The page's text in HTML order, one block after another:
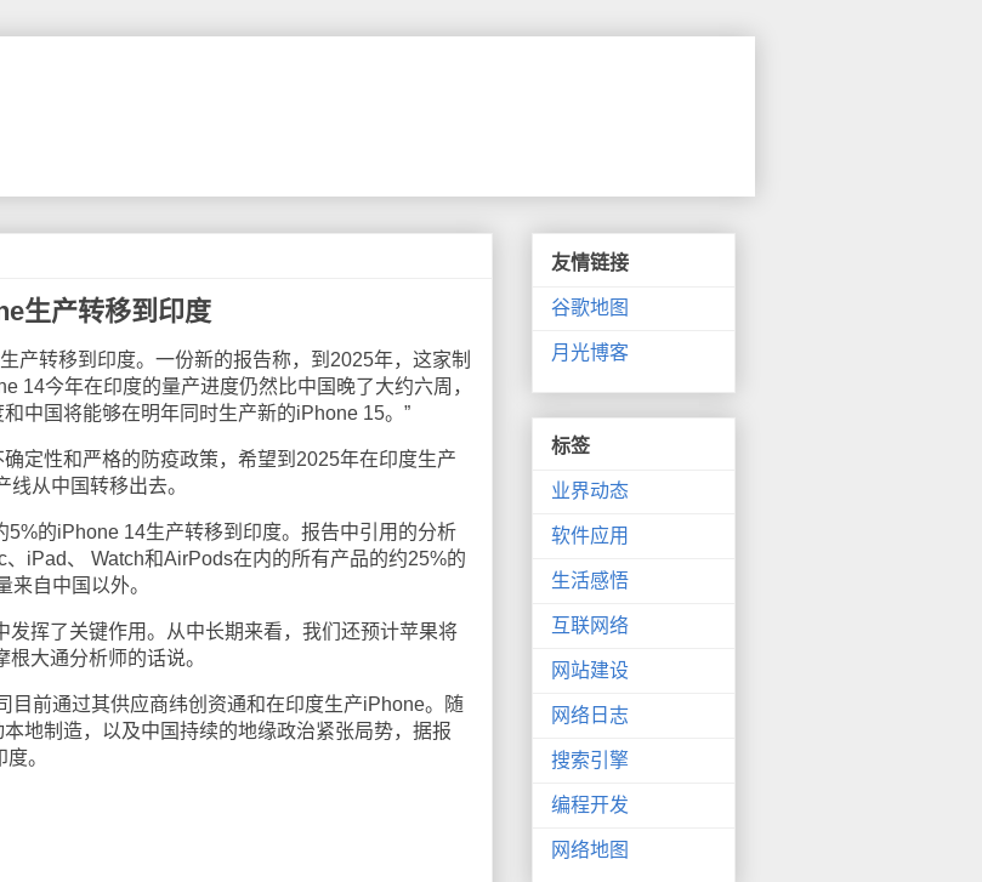
生产转移到印度
产转移到印度。一份新的报告称，到2025年，这家制
14今年在印度的量产进度仍然比中国晚了大约六周，
中国将能够在明年同时生产新的iPhone 15。”
定性和严格的防疫政策，希望到2025年在印度生产
从中国转移出去。
的iPhone 14生产转移到印度。报告中引用的分析
iPad、 Watch和AirPods在内的所有产品的约25%的
自中国以外。
发挥了关键作用。从中长期来看，我们还预计苹果将
大通分析师的话说。
目前通过其供应商纬创资通和在印度生产iPhone。随
地制造，以及中国持续的地缘政治紧张局势，据报
。
友情链接
谷歌地图
月光博客
标签
业界动态
软件应用
生活感悟
互联网络
网站建设
网络日志
搜索引擎
编程开发
网络地图